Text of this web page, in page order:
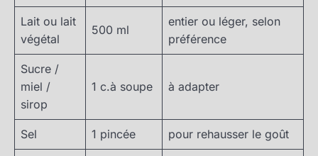
Lait ou lait
végétal
500 ml
entier ou léger, selon
préférence
Sucre /
miel /
sirop
1 c.à soupe à adapter
Sel 1 pincée pour rehausser le goût